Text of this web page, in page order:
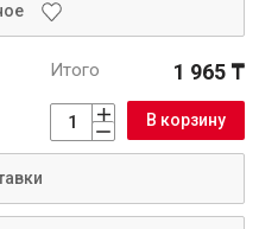
Итого 1 965 ₸
В корзину
системы